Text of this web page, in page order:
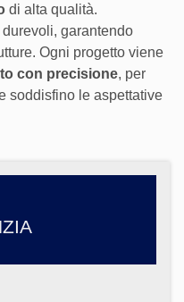
di alta qualità.
garantendo
Ogni progetto viene
con precisione, per
soddisfino le aspettative